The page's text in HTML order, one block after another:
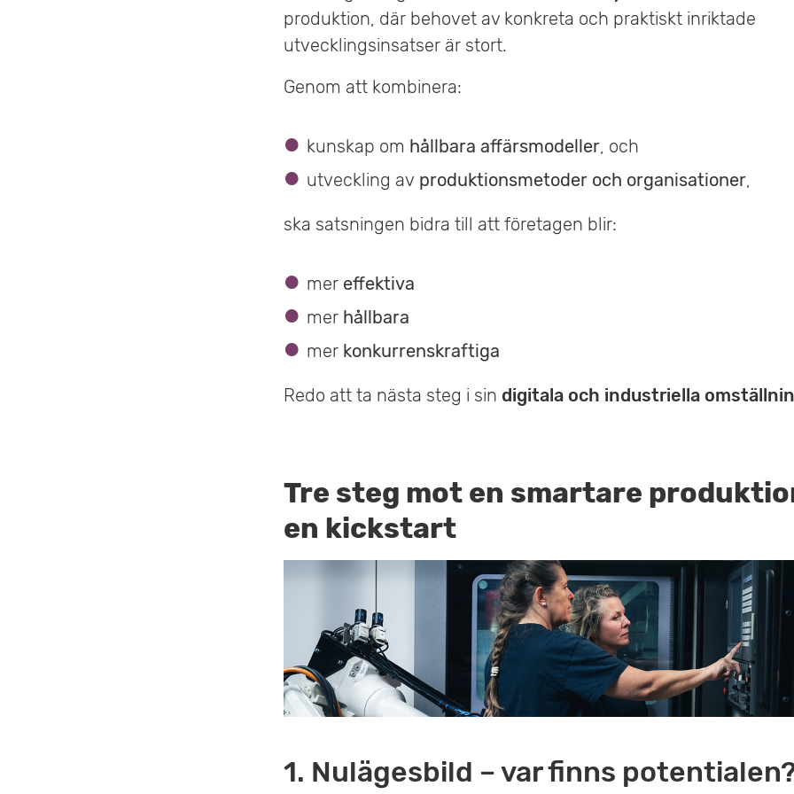
produktion, där behovet av konkreta och praktiskt inriktade
utvecklingsinsatser är stort.
Genom att kombinera:
kunskap om hållbara affärsmodeller, och
utveckling av produktionsmetoder och organisationer,
ska satsningen bidra till att företagen blir:
mer effektiva
mer hållbara
mer konkurrenskraftiga
Redo att ta nästa steg i sin digitala och industriella
Tre steg mot en smartare
en kickstart
1. Nulägesbild – var finns